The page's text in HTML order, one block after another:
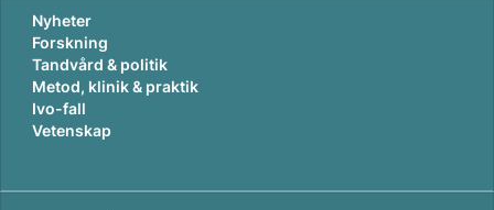
Nyheter
Forskning
Tandvård & politik
Metod, klinik & praktik
Ivo-fall
Vetenskap